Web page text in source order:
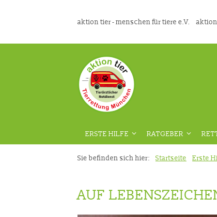
aktion tier - menschen für tiere e.V.
ERSTE HILFE
DIE RICHTIGE VORBEREITUNG
VIDEOKURS
RATGEBER
AUS DER
RATGEBER
Sie befinden sich hier: Startseite Erste
AUF